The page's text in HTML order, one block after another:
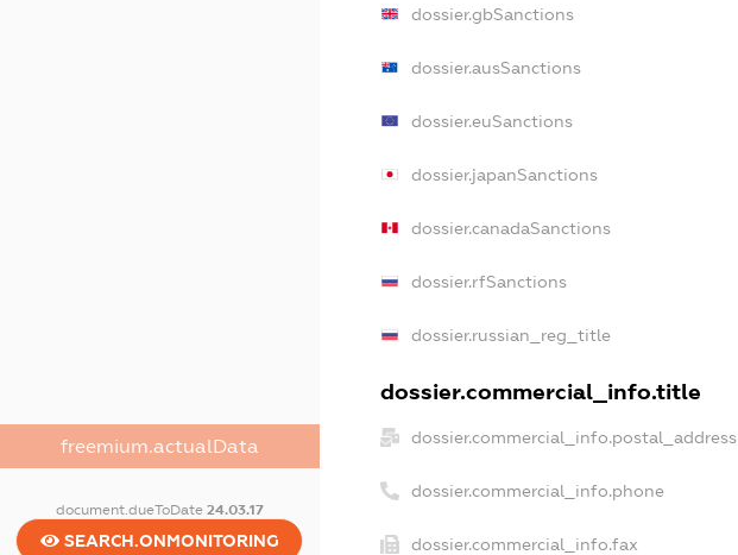
freemium.actualData
document.dueToDate 24.03.17
SEARCH.ONMONITORING
dossier.gbSanctions
dossier.ausSanctions
dossier.euSanctions
dossier.japanSanctions
dossier.canadaSanctions
dossier.rfSanctions
dossier.russian_reg_title
dossier.commercial_info.title
dossier.commercial_info.postal_address
dossier.commercial_info.phone
dossier.commercial_info.fax